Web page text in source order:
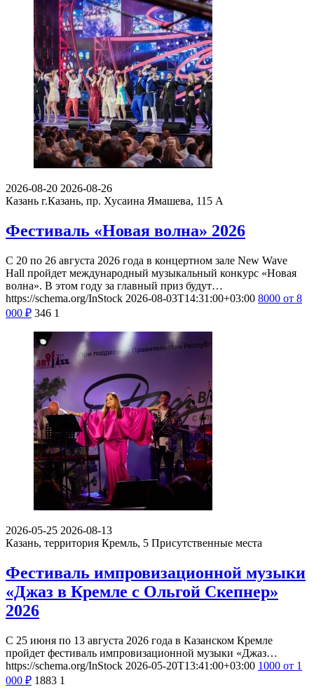
2026-08-20 2026-08-26
Казань г.Казань, пр. Хусаина Ямашева, 115 A
Фестиваль «Новая волна» 2026
С 20 по 26 августа 2026 года в концертном зале New Wave
Hall пройдет международный музыкальный конкурс «Новая
волна». В этом году за главный приз будут…
https://schema.org/InStock 2026-08-03T14:31:00+03:00 8000 от 8
000 ₽ 346 1
2026-05-25 2026-08-13
Казань, территория Кремль, 5 Присутственные места
Фестиваль импровизационной музыки
«Джаз в Кремле с Ольгой Скепнер»
2026
С 25 июня по 13 августа 2026 года в Казанском Кремле
пройдет фестиваль импровизационной музыки «Джаз…
https://schema.org/InStock 2026-05-20T13:41:00+03:00 1000 от 1
000 ₽ 1883 1